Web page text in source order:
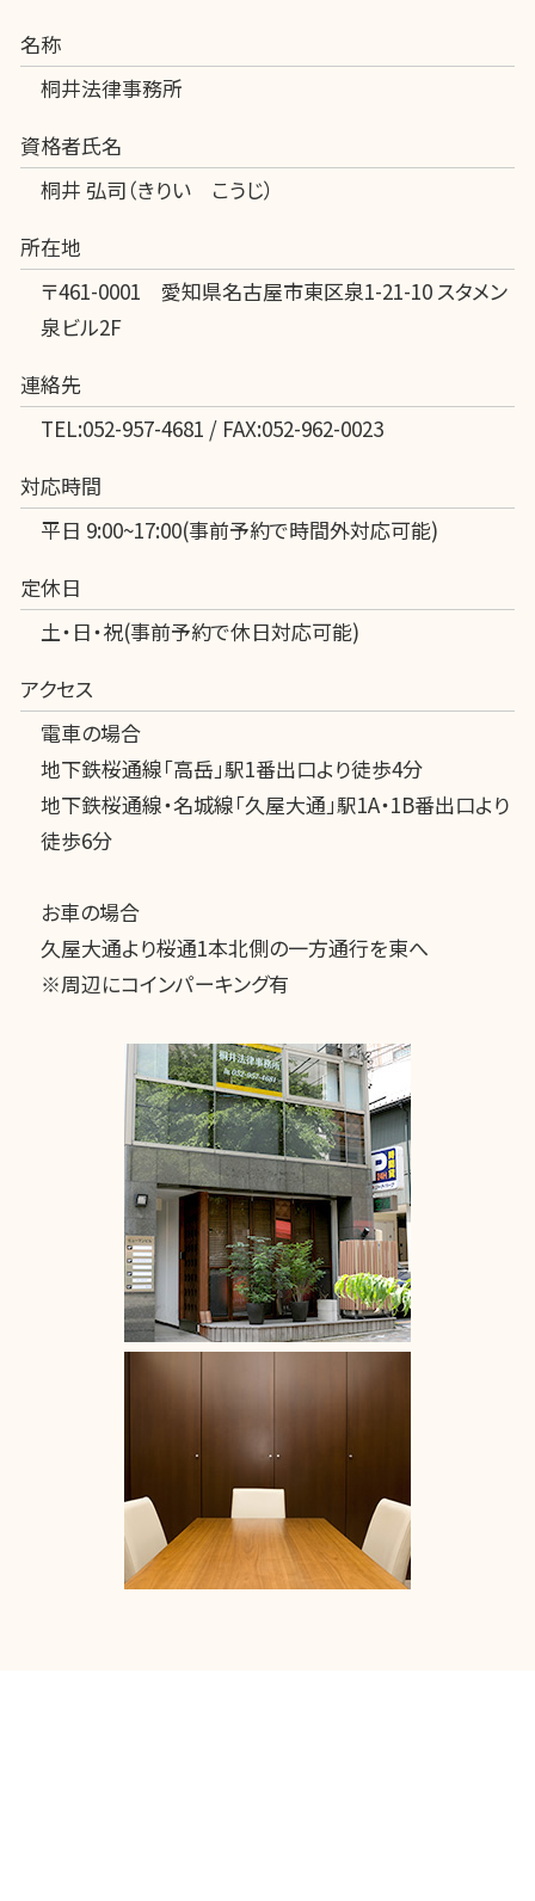
名称
桐井法律事務所
資格者氏名
桐井 弘司（きりい こうじ）
所在地
〒461-0001 愛知県名古屋市東区泉1-21-10 スタメン
泉ビル2F
連絡先
TEL:052-957-4681 / FAX:052-962-0023
対応時間
平日 9:00~17:00(事前予約で時間外対応可能)
定休日
土・日・祝(事前予約で休日対応可能)
アクセス
電車の場合
地下鉄桜通線「高岳」駅1番出口より徒歩4分
地下鉄桜通線・名城線「久屋大通」駅1A・1B番出口より
徒歩6分
お車の場合
久屋大通より桜通1本北側の一方通行を東へ
※周辺にコインパーキング有